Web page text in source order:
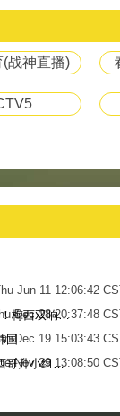
(战神直播)
Jun 11 12:06:42
Dec 28 20:37:48
世界杯-阿根廷点球7-5法国，时隔36年再夺冠！梅西双响姆巴佩戴帽
Dec 19 15:03:43
国
Nov 29 13:08:50
梅西无解贴地斩+助攻恩佐破门 阿根廷2-0墨西哥升小组第二